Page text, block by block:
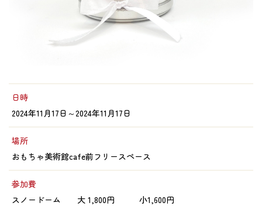
日時
2024年11月17日～2024年11月17日
場所
おもちゃ美術館cafe前フリースペース
参加費
スノードーム 大 1,800円 小1,600円